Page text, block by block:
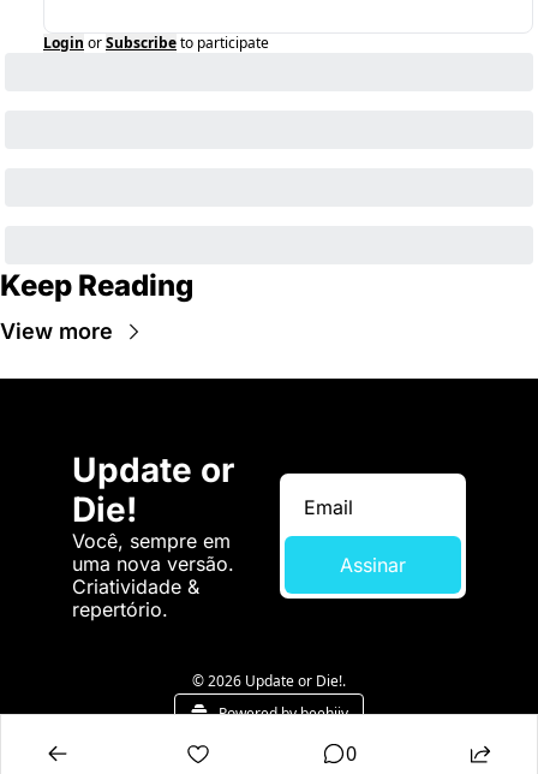
Login orSubscribeto participate
Keep Reading
View more
Update or
Die!
Você, sempre em
uma nova versão.
Criatividade &
repertório.
Assinar
© 2026 Update or Die!.
Powered by beehiiv
0